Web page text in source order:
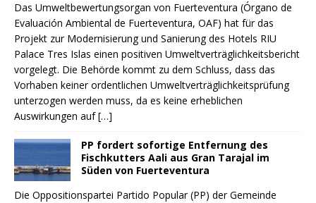
Das Umweltbewertungsorgan von Fuerteventura (Órgano de
Evaluación Ambiental de Fuerteventura, OAF) hat für das
Projekt zur Modernisierung und Sanierung des Hotels RIU
Palace Tres Islas einen positiven Umweltverträglichkeitsbericht
vorgelegt. Die Behörde kommt zu dem Schluss, dass das
Vorhaben keiner ordentlichen Umweltverträglichkeitsprüfung
unterzogen werden muss, da es keine erheblichen
Auswirkungen auf[…]
PP fordert sofortige Entfernung des
Fischkutters Aali aus Gran Tarajal im
Süden von Fuerteventura
Die Oppositionspartei Partido Popular (PP) der Gemeinde